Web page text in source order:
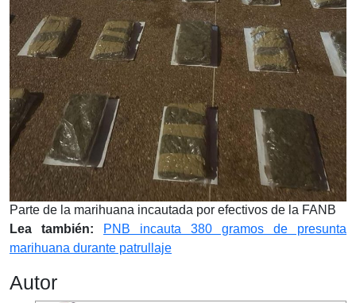
Parte de la marihuana incautada por efectivos de la FANB
Lea también:
PNB incauta 380 gramos de presunta
marihuana durante patrullaje
Autor